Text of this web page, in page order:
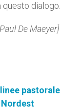
dialogo.
De Maeyer]
pastorale
Nordest